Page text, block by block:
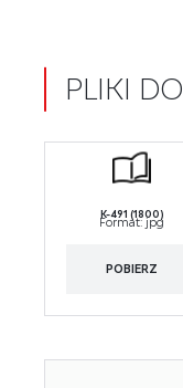
PLIKI DO
K-491 (1800)
Format:jpg
POBIERZ